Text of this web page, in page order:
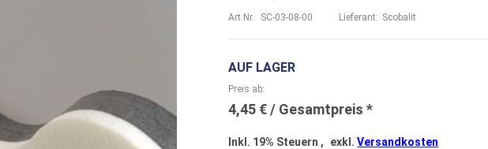
Art.Nr. SC-03-08-00 Lieferant: Scobalit
AUF LAGER
Preis ab
4,45 €
Inkl. 19% Steuern , exkl.Versandkosten